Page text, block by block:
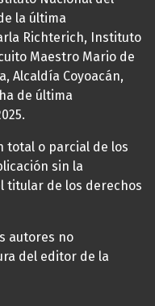
la última
Richterich, Instituto
Maestro Mario de
Alcaldía Coyoacán,
de última
total o parcial de los
sin la
titular de los derechos
autores no
del editor de la